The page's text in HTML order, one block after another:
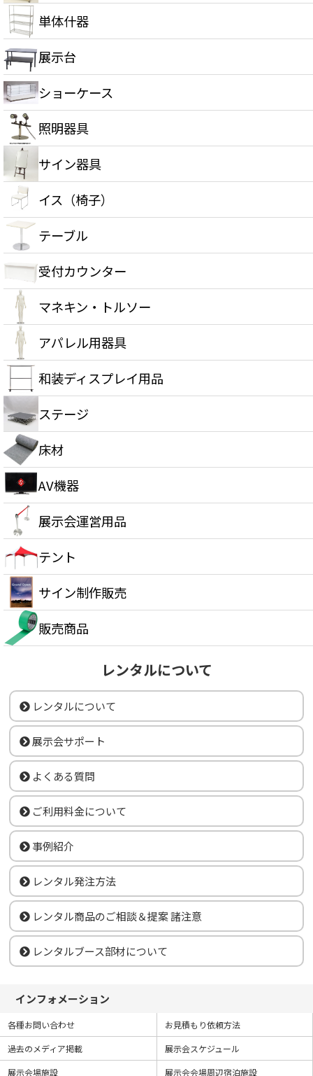
単体什器
展示台
ショーケース
照明器具
サイン器具
イス（椅子）
テーブル
受付カウンター
マネキン・トルソー
アパレル用器具
和装ディスプレイ用品
ステージ
床材
AV機器
展示会運営用品
テント
サイン制作販売
販売商品
レンタルについて
レンタルについて
展示会サポート
よくある質問
ご利用料金について
事例紹介
レンタル発注方法
レンタル商品のご相談＆提案 諸注意
レンタルブース部材について
インフォメーション
各種お問い合わせ
お見積もり依頼方法
過去のメディア掲載
展示会スケジュール
展示会場施設
展示会会場周辺宿泊施設